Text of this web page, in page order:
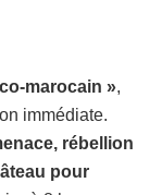
marocain »,
immédiate.
rébellion
pour